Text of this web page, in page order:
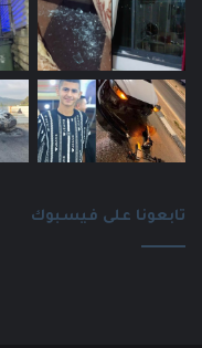
تابعونا على فيسبوك